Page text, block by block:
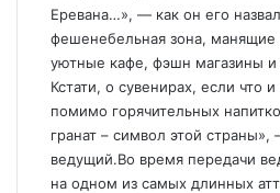
Еревана…», — как он его
фешенебельная зона, манящие
уютные кафе, фэшн магазины
Кстати, о сувенирах, если что
помимо горячительных
гранат – символ этой
ведущий.Во время передачи
на одном из самых длинных